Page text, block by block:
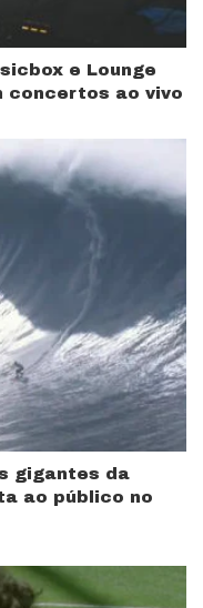
e Lounge
concertos ao vivo
gigantes da
ao público no